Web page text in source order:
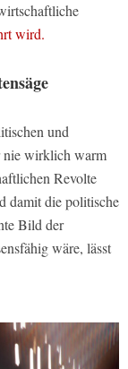
wird.
und
nie wirklich warm
Revolte
damit die politische
Bild der
wäre, lässt